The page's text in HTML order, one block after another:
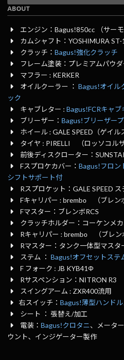
ABOUT
エンジン：Bagus!850cc （サー
カムシャフト：YOSHIMURA ST-
クラッチ：Bagus!強化クラッチ
フレーム塗装：プレミアムパウ
マフラー : KERKER
オイルクーラー ：Bagus!オイル
ック
キャブレター :Bagus!FCRキャ
ブリーザー：Bagus!ブリーザー
ホイール : GALE SPEED（ゲイル
タイヤ : PIRELLI （ロッソコル
前後ディスクローター：
Fスプロケカバー：Bagus!フロン
シフトサポート付
Rスプロケット：GALE SPEED
Fキャリパー : brembo （ブレン
Fマスター：ブレンボRCS
クラッチホルダー：コーケンメ
Rキャリパー : brembo （ブレン
Rマスター：タンク一体型マスタ
ステム ：Bagus!オフセットステ
F フォーク : JB KYB41Φ
Rサスペンション：NITRON R3
スイングアーム : ZXR400流用
右スイッチ：Bagus!薄型ハンド
シート ： 張替え/加工
電装：Bagus!クロタニ、メータ
ウント、インジゲーター製作